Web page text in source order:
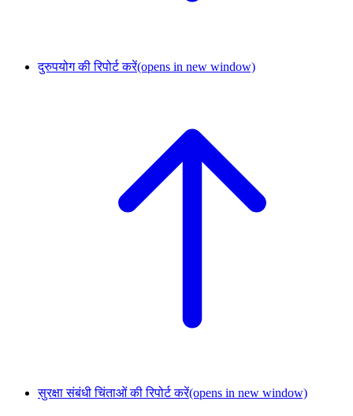
दुरुपयोग की रिपोर्ट करें(opens in new window)
सुरक्षा संबंधी चिंताओं की रिपोर्ट करें(opens in new window)